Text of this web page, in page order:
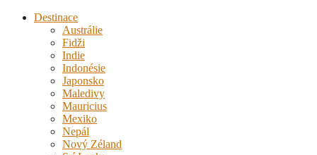
Destinace
Austrálie
Fidži
Indie
Indonésie
Japonsko
Maledivy
Mauricius
Mexiko
Nepál
Nový Zéland